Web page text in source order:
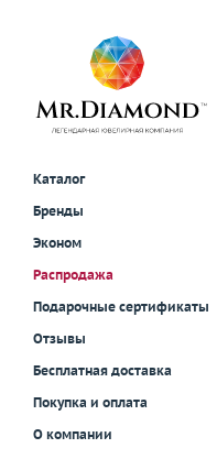
Каталог
Бренды
Эконом
Распродажа
Подарочные сертификаты
Отзывы
Бесплатная доставка
Покупка и оплата
О компании
примерки!